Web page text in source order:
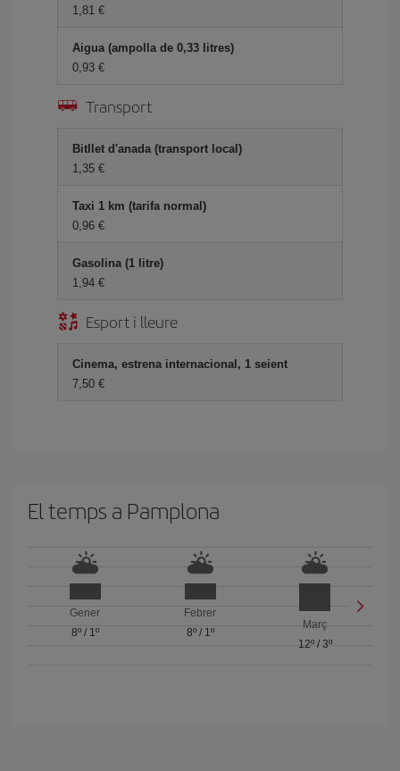
1,81
Aigua (ampolla de 0,33 litres)
0,93
Transport
Bitllet d'anada (transport local)
1,35
Taxi 1 km (tarifa normal)
0,96
Gasolina (1 litre)
1,94
Esport i lleure
Cinema, estrena internacional, 1 seient
7,50
El temps a Pamplona
Gener
8º/ 1º
Febrer
8º/ 1º
Març
12º/ 3º